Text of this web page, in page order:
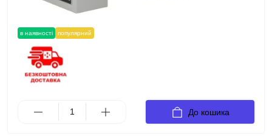
в наявності популярний
До кошика